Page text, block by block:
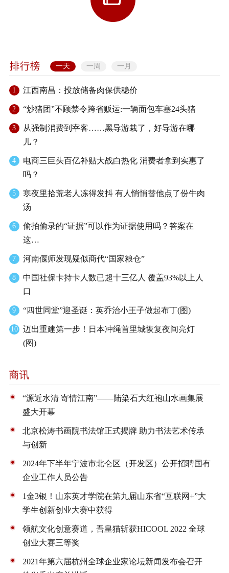
一天 一周 一月
1 江西南昌：投放储备肉保供稳价
2 “炒猪团”不顾禁令跨省贩运:一辆面包车塞24头猪
3
从强制消费到宰客……黑导游栽了，好导游在哪
儿？
4
电商三巨头百亿补贴大战白热化 消费者拿到实惠了
吗？
5
寒夜里拾荒老人冻得发抖 有人悄悄替他点了份牛肉
汤
6
偷拍偷录的“证据”可以作为证据使用吗？答案在
这…
7 河南偃师发现疑似商代“国家粮仓”
8
中国社保卡持卡人数已超十三亿人 覆盖93%以上人
口
9 “四世同堂”迎圣诞：英乔治小王子做起布丁(图)
10
迈出重建第一步！日本冲绳首里城恢复夜间亮灯
(图)
“源近水清 寄情江南”——陆染石大红袍山水画集展
盛大开幕
北京松涛书画院书法馆正式揭牌 助力书法艺术传承
与创新
2024年下半年宁波市北仑区（开发区）公开招聘国有
企业工作人员公告
1金3银！山东英才学院在第九届山东省“互联网+”大
学生创新创业大赛中获得
领航文化创意赛道，吾皇猫斩获HICOOL 2022 全球
创业大赛三等奖
2021年第六届杭州全球企业家论坛新闻发布会召开